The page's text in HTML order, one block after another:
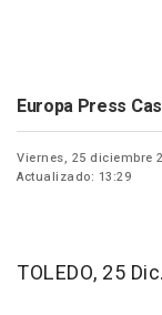
Europa Press
Viernes, 25 diciembre
Actualizado: 13:29
TOLEDO, 25